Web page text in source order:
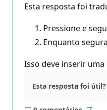
Esta resposta foi
Pressione e
Enquanto
Isso deve inserir
Esta resposta foi útil?